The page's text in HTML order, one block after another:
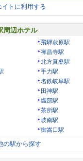
トに利用する
周辺ホテル
飛騨萩原駅
禅昌寺駅
北方真桑駅
手力駅
名鉄岐阜駅
田神駅
織部駅
茶所駅
岐南駅
御嵩口駅
の駅から探す